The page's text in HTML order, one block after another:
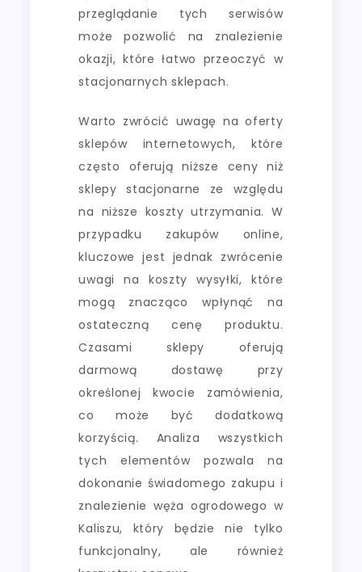
przeglądanie tych serwisów
może pozwolić na znalezienie
okazji, które łatwo przeoczyć w
stacjonarnych sklepach.
Warto zwrócić uwagę na oferty
sklepów internetowych, które
często oferują niższe ceny niż
sklepy stacjonarne ze względu
na niższe koszty utrzymania. W
przypadku zakupów online,
kluczowe jest jednak zwrócenie
uwagi na koszty wysyłki, które
mogą znacząco wpłynąć na
ostateczną cenę produktu.
Czasami sklepy oferują
darmową dostawę przy
określonej kwocie zamówienia,
co może być dodatkową
korzyścią. Analiza wszystkich
tych elementów pozwala na
dokonanie świadomego zakupu i
znalezienie węża ogrodowego w
Kaliszu, który będzie nie tylko
funkcjonalny, ale również